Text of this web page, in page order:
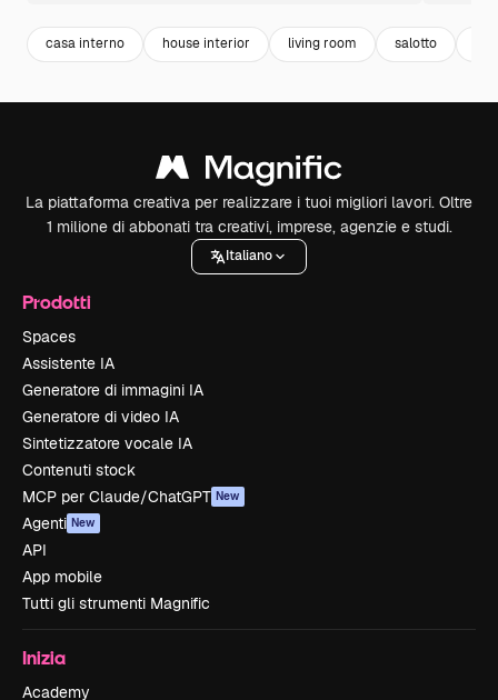
casa interno house interior living room salotto
La piattaforma creativa per realizzare i tuoi migliori lavori. Oltre
1 milione di abbonati tra creativi, imprese, agenzie e studi.
Italiano
Prodotti
Spaces
Assistente IA
Generatore di immagini IA
Generatore di video IA
Sintetizzatore vocale IA
Contenuti stock
MCP per Claude/ChatGPT New
Agenti New
API
App mobile
Tutti gli strumenti Magnific
Inizia
Academy